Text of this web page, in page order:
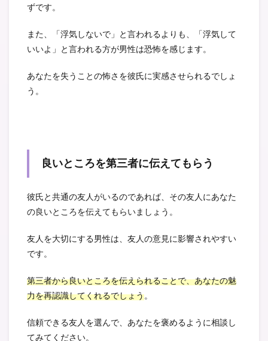
ずです。
また、「浮気しないで」と言われるよりも、「浮気して
いいよ」と言われる方が男性は恐怖を感じます。
あなたを失うことの怖さを彼氏に実感させられるでしょ
う。
良いところを第三者に伝えてもらう
彼氏と共通の友人がいるのであれば、その友人にあなた
の良いところを伝えてもらいましょう。
友人を大切にする男性は、友人の意見に影響されやすい
です。
第三者から良いところを伝えられることで、あなたの魅
力を再認識してくれるでしょう。
信頼できる友人を選んで、あなたを褒めるように相談し
てみてください。